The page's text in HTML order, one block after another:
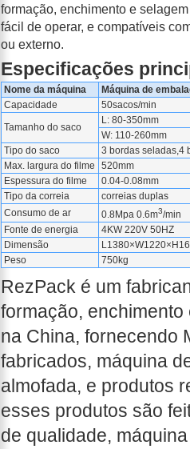
formação, enchimento e
fácil de operar, e compatíveis
ou externo.
Especificações
Nome da máquina
Máquina de
Capacidade
50sacos/min
Tamanho do saco
L: 80-350mm
W: 110-260mm
Tipo do saco
3 bordas seladas,4
Max. largura do filme
520mm
Espessura do filme
0.04-0.08mm
Tipo da correia
correias duplas
Consumo de ar
0.8Mpa 0.6m3/min
Fonte de energia
4KW 220V 50HZ
Dimensão
Peso
750kg
RezPack é um
formação,
na China, fornecendo
fabricados, máquina
almofada, e produtos
esses produtos são
de qualidade,